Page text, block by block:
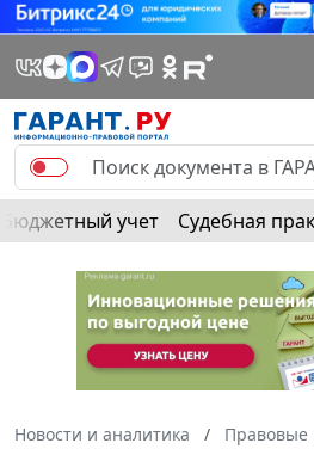
Бюджетный учет Судебная
Новости и аналитика Правовые